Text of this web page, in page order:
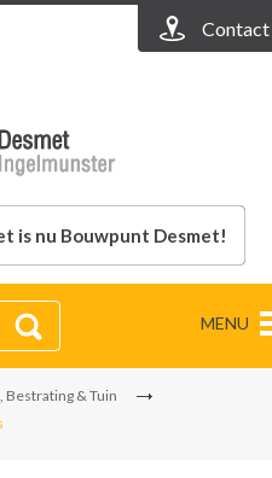
Contact
is nu Bouwpunt Desmet!
MENU
Bestrating & Tuin